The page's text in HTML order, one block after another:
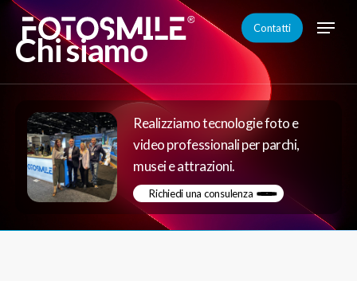
Skip
main
content
Contatti Menu
Chi siamo
Realizziamo tecnologie foto e
video professionali per parchi,
musei e attrazioni.
Richiedi una consulenza